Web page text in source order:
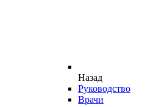
Назад
Руководство
Врачи